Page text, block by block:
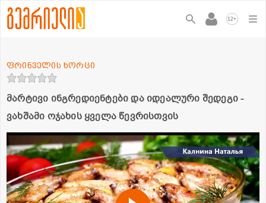
12+
მარტივი ინგრედიენტები და იდეალური შედეგი -
ვახშამი ოჯახის ყველა წევრისთვის
ფრინველის ხორცი